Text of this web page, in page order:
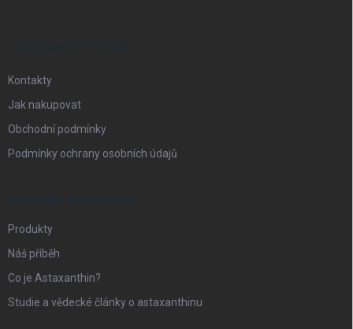
Kontakty
Jak nakupovat
Obchodní podmínky
Podmínky ochrany osobních údajů
Produkty
Náš příběh
Co je Astaxanthin?
Studie a vědecké články o astaxanthinu